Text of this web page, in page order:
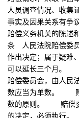
人员调查情况、收集
事实及因果关系有争
赔偿义务机关的陈
条 人民法院赔偿委
作出决定；属于疑难
可以延长三个月。
赔偿委员会，由人民
数应当为单数。 赔
数的原则。 赔偿委
的决定，必须执行